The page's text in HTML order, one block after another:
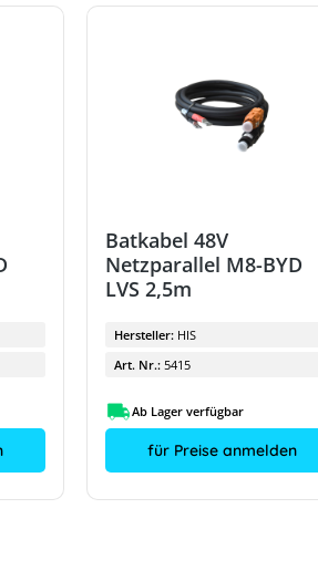
Batkabel 48V
Netzparallel M8-BYD
LVS 2,5m
Hersteller: HIS
Art. Nr.: 5415
Ab Lager verfügbar
für Preise anmelden